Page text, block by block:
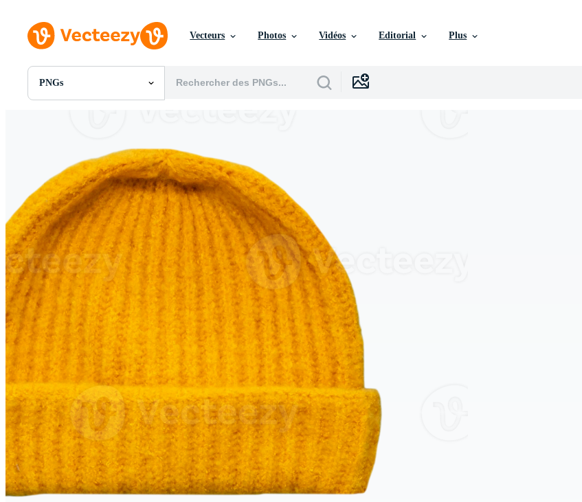
Vecteurs Photos Vidéos Editorial Plus
PNGs
Toutes Images
Modèles
Vecteurs
Vidéos
Motion graphics
Images Éditoriales
Événements Éditoriaux